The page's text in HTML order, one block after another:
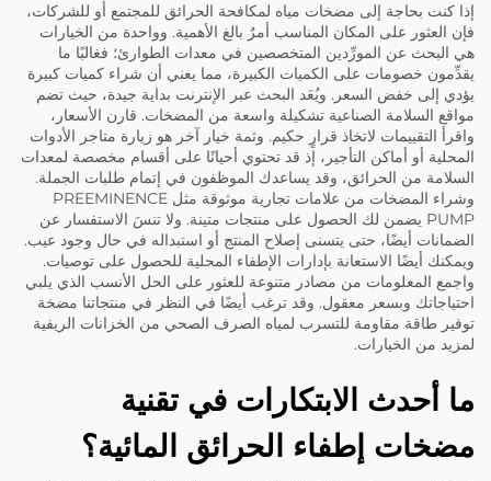
إذا كنت بحاجة إلى مضخات مياه لمكافحة الحرائق للمجتمع أو للشركات،
فإن العثور على المكان المناسب أمرٌ بالغ الأهمية. وواحدة من الخيارات
هي البحث عن المورِّدين المتخصصين في معدات الطوارئ؛ فغالبًا ما
يقدِّمون خصومات على الكميات الكبيرة، مما يعني أن شراء كميات كبيرة
يؤدي إلى خفض السعر. ويُعَد البحث عبر الإنترنت بداية جيدة، حيث تضم
مواقع السلامة الصناعية تشكيلة واسعة من المضخات. قارن الأسعار،
واقرأ التقييمات لاتخاذ قرارٍ حكيم. وثمة خيار آخر هو زيارة متاجر الأدوات
المحلية أو أماكن التأجير، إذ قد تحتوي أحيانًا على أقسام مخصصة لمعدات
السلامة من الحرائق، وقد يساعدك الموظفون في إتمام طلبات الجملة.
وشراء المضخات من علامات تجارية موثوقة مثل PREEMINENCE
PUMP يضمن لك الحصول على منتجات متينة. ولا تنسَ الاستفسار عن
الضمانات أيضًا، حتى يتسنى إصلاح المنتج أو استبداله في حال وجود عيب.
ويمكنك أيضًا الاستعانة بإدارات الإطفاء المحلية للحصول على توصيات.
واجمع المعلومات من مصادر متنوعة للعثور على الحل الأنسب الذي يلبي
احتياجاتك وبسعر معقول. وقد ترغب أيضًا في النظر في منتجاتنا مضخة
توفير طاقة مقاومة للتسرب لمياه الصرف الصحي من الخزانات الريفية
لمزيد من الخيارات.
ما أحدث الابتكارات في تقنية
مضخات إطفاء الحرائق المائية؟